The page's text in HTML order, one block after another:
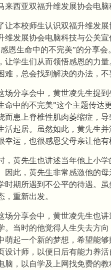
来西亚双福升维发展协会电
让本校师生认识双福升维发
维发展协会电脑科技与公关
恩生命中的不完美”的分享
让学生们从而领悟感恩的力
难，总会找到解决的办法，不
场分享会中，黄世凌先生提
命中的不完美”这个主题传达
而患上脊椎性肌肉萎缩症，
活起居。虽然如此，黄先生
幸运，也很感恩父母亲让他有
，黄先生也讲述当年他上小
因此，黄先生非常感激他的
时期所遇到不公平的待遇。
，重新出发。
场分享会中，黄世凌先生也
。当时的他觉得人生失去方
萌起一个新的梦想，希望能
设计师，以便日后有能力养
脑，以自学及上网找免费的